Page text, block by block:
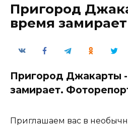
Пригород
время замирает
Пригород Джакарты -
замирает.
Приглашаем вас в